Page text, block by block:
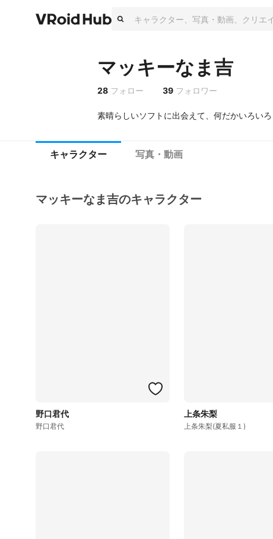
マッキーなま吉
28 フォロー 39 フォロワー
素晴らしいソフトに出会えて、何だかいろい
キャラクター 写真・動画
マッキーなま吉のキャラクター
野口君代
野口君代
上条朱梨
上条朱梨(夏私服１)